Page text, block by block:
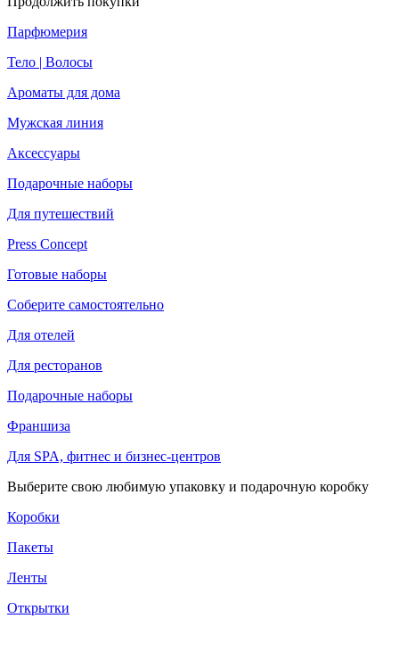
Парфюмерия
Тело | Волосы
Ароматы для дома
Мужская линия
Аксессуары
Подарочные наборы
Для путешествий
Press Concept
Готовые наборы
Соберите самостоятельно
Для отелей
Для ресторанов
Подарочные наборы
Франшиза
Для SPA, фитнес и бизнес-центров
Выберите свою любимую упаковку и подарочную коробку
Коробки
Пакеты
Ленты
Открытки